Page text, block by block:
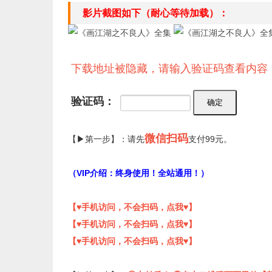
影片截图如下（耐心等待加载）：
下载地址被隐藏，请输入验证码查看内容
验证码：
【▶第一步】：请先微信扫码支付99元。
（VIP介绍：终身使用！全站通用！）
【♥手机访问，不会扫码，点我♥】
【♥手机访问，不会扫码，点我♥】
【♥手机访问，不会扫码，点我♥】